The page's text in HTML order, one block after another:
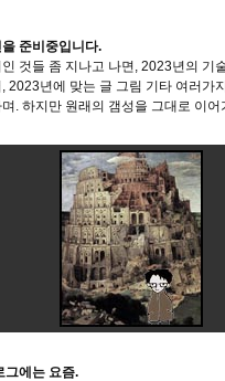
준비중입니다.
것들 좀 지나고 나면, 2023년의 기
2023년에 맞는 글 그림 기타 여러가
. 하지만 원래의 갬성을 그대로 이어
그에는 요즘.